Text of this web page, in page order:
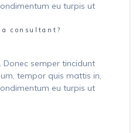
eu turpis ut
consultant?
Donec semper tincidunt
tempor quis mattis in,
eu turpis ut